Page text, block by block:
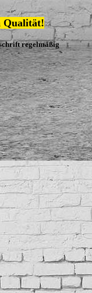
Qualität!
regelmäßig